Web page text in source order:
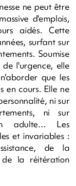
ne peut être
d'emplois,
aidés. Cette
surfant sur
Soumise
l'urgence, elle
que les
en cours. Elle ne
ni sur
ni sur
adulte… Les
et invariables :
de la
la réitération